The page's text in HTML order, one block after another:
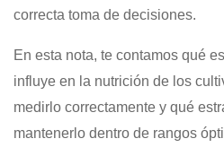
correcta toma de decisiones.
En esta nota, te contamos qué
influye en la nutrición de los
medirlo correctamente y qué
mantenerlo dentro de rangos